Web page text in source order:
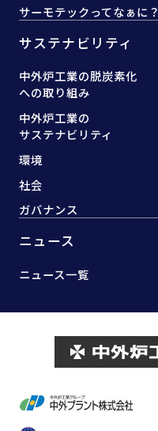
サーモテックってなぁに？
サステナビリティ
中外炉工業の脱炭素化
への取り組み
中外炉工業の
サステナビリティ
環境
社会
ガバナンス
ニュース
ニュース一覧